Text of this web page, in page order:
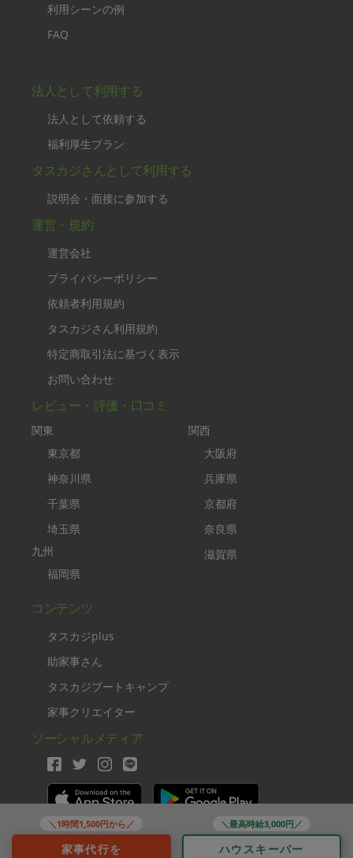
＼1時間1,500円から／
家事代行を
＼最高時給3,000円／
ハウスキーパー
利用シーンの例
FAQ
法人として利用する
法人として依頼する
福利厚生プラン
タスカジさんとして利用する
説明会・面接に参加する
運営・規約
運営会社
プライバシーポリシー
依頼者利用規約
タスカジさん利用規約
特定商取引法に基づく表示
お問い合わせ
レビュー・評価・口コミ
関東
東京都
神奈川県
千葉県
埼玉県
九州
福岡県
関西
大阪府
兵庫県
京都府
奈良県
滋賀県
コンテンツ
タスカジplus
助家事さん
タスカジブートキャンプ
家事クリエイター
ソーシャルメディア